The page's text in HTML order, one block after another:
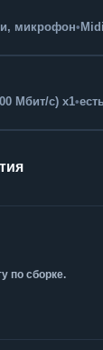
микрофон•
Мбит/с) x1•
по сборке.